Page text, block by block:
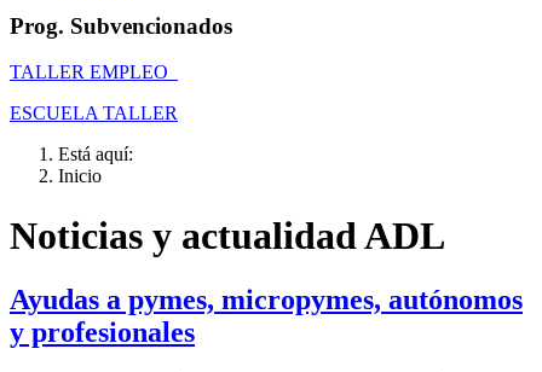
Prog. Subvencionados
TALLER EMPLEO
ESCUELA TALLER
Está aquí:
Inicio
Noticias y actualidad ADL
Ayudas a pymes, micropymes, autónomos
y profesionales